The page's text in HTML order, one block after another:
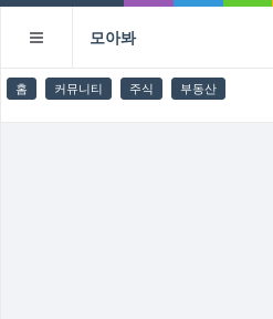
모아봐
홈 커뮤니티 주식 부동산